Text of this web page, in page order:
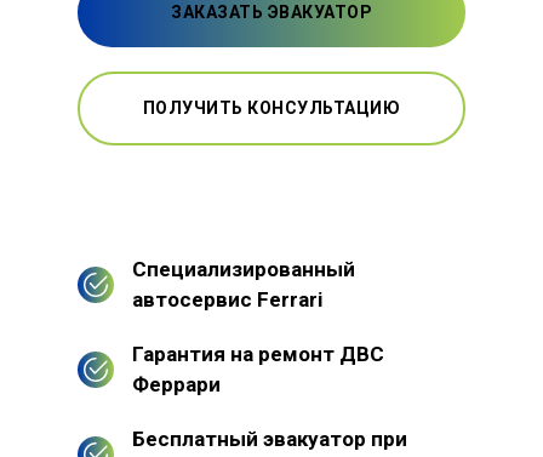
ЗАКАЗАТЬ ЭВАКУАТОР
ПОЛУЧИТЬ КОНСУЛЬТАЦИЮ
Специализированный
автосервис Ferrari
Гарантия на ремонт ДВС
Феррари
Бесплатный эвакуатор при